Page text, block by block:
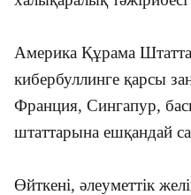
Америка Құрама
кибербуллинге қарсы
Франция, Сингапур,
штаттарына ешқандай
Өйткені, әлеуметтік